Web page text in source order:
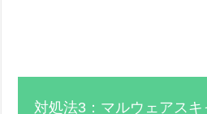
対処法3：マルウェアス